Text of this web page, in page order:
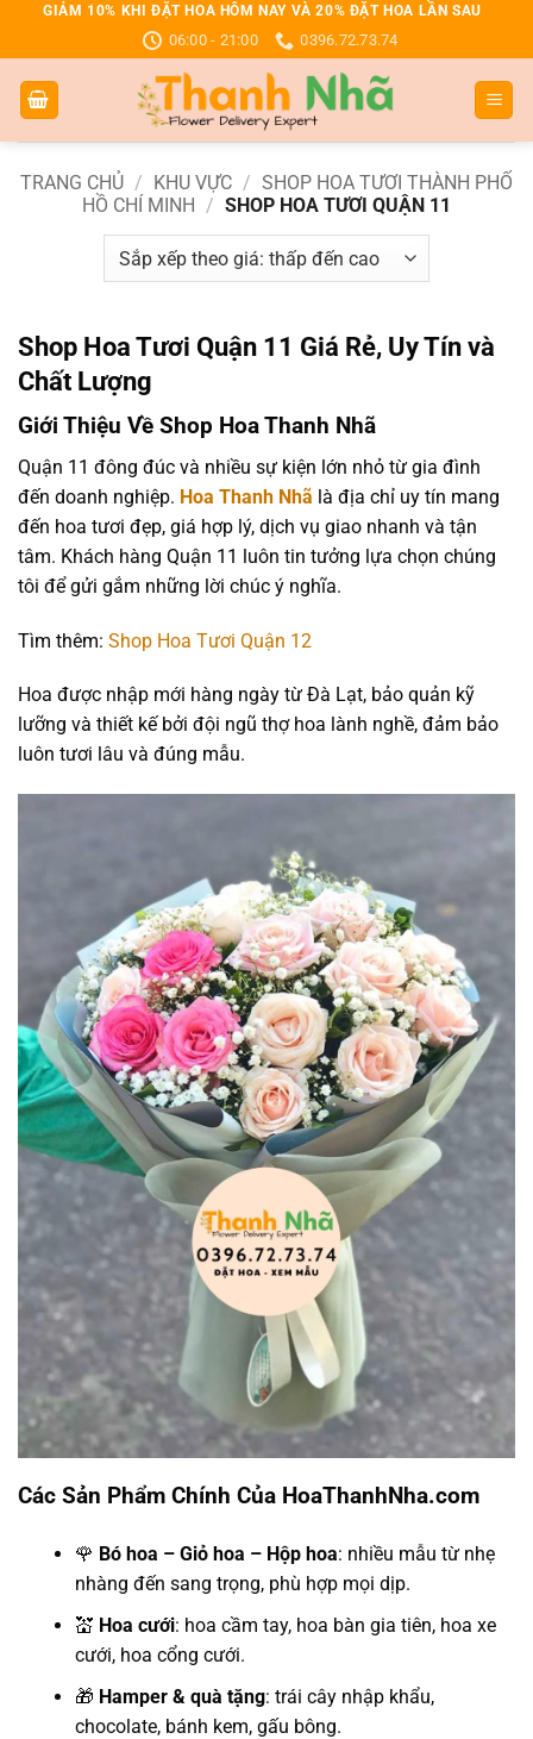
dung
GIẢM 10% KHI ĐẶT HOA HÔM NAY VÀ 20% ĐẶT HOA LẦN SAU
06:00 - 21:00 0396.72.73.74
TRANG CHỦ / KHU VỰC / SHOP HOA TƯƠI THÀNH PHỐ
HỒ CHÍ MINH / SHOP HOA TƯƠI QUẬN 11
Shop Hoa Tươi Quận 11 Giá Rẻ, Uy Tín và
Chất Lượng
Giới Thiệu Về Shop Hoa Thanh Nhã
Quận 11 đông đúc và nhiều sự kiện lớn nhỏ từ gia đình
đến doanh nghiệp. Hoa Thanh Nhã là địa chỉ uy tín mang
đến hoa tươi đẹp, giá hợp lý, dịch vụ giao nhanh và tận
tâm. Khách hàng Quận 11 luôn tin tưởng lựa chọn chúng
tôi để gửi gắm những lời chúc ý nghĩa.
Tìm thêm: Shop Hoa Tươi Quận 12
Hoa được nhập mới hàng ngày từ Đà Lạt, bảo quản kỹ
lưỡng và thiết kế bởi đội ngũ thợ hoa lành nghề, đảm bảo
luôn tươi lâu và đúng mẫu.
Các Sản Phẩm Chính Của HoaThanhNha.com
🌹 Bó hoa – Giỏ hoa – Hộp hoa: nhiều mẫu từ nhẹ
nhàng đến sang trọng, phù hợp mọi dịp.
💒 Hoa cưới: hoa cầm tay, hoa bàn gia tiên, hoa xe
cưới, hoa cổng cưới.
🎁 Hamper & quà tặng: trái cây nhập khẩu,
chocolate, bánh kem, gấu bông.